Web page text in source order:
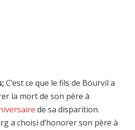
C’est ce que le fils de Bourvil a
la mort de son père à
de sa disparition.
a choisi d’honorer son père à